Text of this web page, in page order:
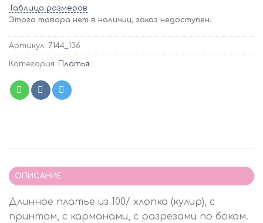
Таблица размеров
Этого товара нет в наличии, заказ недоступен.
Артикул: 7144_136
Категория: Платья
ОПИСАНИЕ
Длинное платье из 100/ хлопка (кулир), с
принтом, с карманами, с разрезами по бокам.